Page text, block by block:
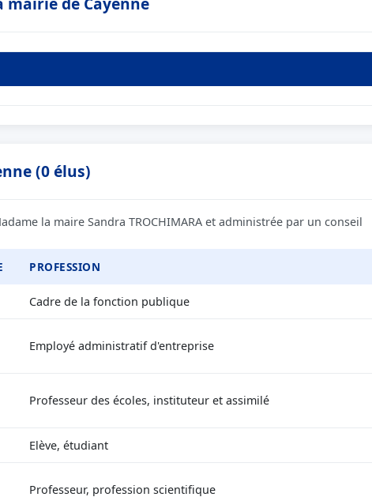
(0 élus)
la maire Sandra TROCHIMARA et administrée par un conseil
PROFESSION
Cadre de la fonction publique
Employé administratif d'entreprise
Professeur des écoles, instituteur et assimilé
Elève, étudiant
Professeur, profession scientifique